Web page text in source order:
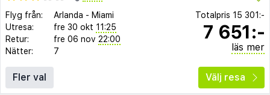
Flyg från:
Arlanda - Miami
Utresa:
fre 30 okt 11:25
Retur:
fre 06 nov 22:00
Nätter:
7
Totalpris 15 301:-
7 651:-
läs mer
Fler val Välj resa